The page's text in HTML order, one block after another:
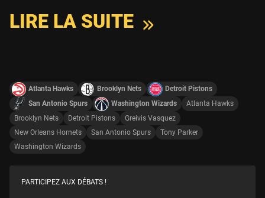
LIRE LA SUITE
Atlanta Hawks Brooklyn Nets
Detroit Pistons
San Antonio Spurs
Washington Wizards
Atlanta Hawks
Brooklyn Nets
Detroit Pistons
Greivis Vasquez
New Orleans Hornets
San Antonio Spurs
Tony Parker
Washington Wizards
PARTICIPEZ AUX DÉBATS !